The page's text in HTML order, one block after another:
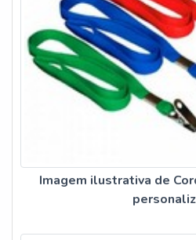
Imagem ilustrativa de